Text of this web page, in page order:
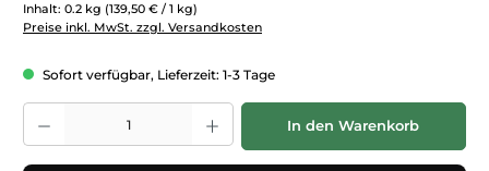
Inhalt: 0.2 kg (139,50 € / 1 kg)
Preise inkl. MwSt. zzgl. Versandkosten
Sofort verfügbar, Lieferzeit: 1-3 Tage
Produkt Anzahl: Gib den gewünschten Wert ein oder benutze die
In den Warenkorb